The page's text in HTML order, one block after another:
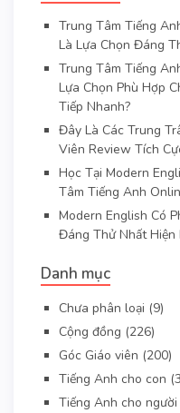
Trung Tâm Tiếng
Là Lựa Chọn Đáng
Trung Tâm Tiếng
Lựa Chọn Phù Hợp
Tiếp Nhanh?
Đây Là Các Trung
Viên Review Tích
Học Tại Modern
Tâm Tiếng Anh
Modern English Có
Đáng Thử Nhất Hiện
Danh mục
Chưa phân loại (9)
Cộng đồng (226)
Góc Giáo viên (200)
Tiếng Anh cho con
Tiếng Anh cho